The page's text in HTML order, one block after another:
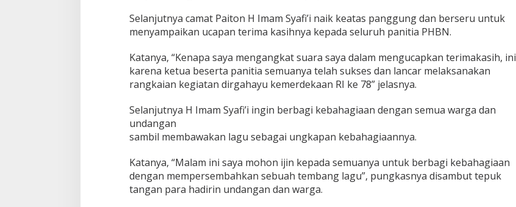
Selanjutnya camat Paiton H Imam Syafi’i naik keatas panggung dan berseru untuk
menyampaikan ucapan terima kasihnya kepada seluruh panitia PHBN.
Katanya, “Kenapa saya mengangkat suara saya dalam mengucapkan terimakasih, ini
karena ketua beserta panitia semuanya telah sukses dan lancar melaksanakan
rangkaian kegiatan dirgahayu kemerdekaan RI ke 78” jelasnya.
Selanjutnya H Imam Syafi’i ingin berbagi kebahagiaan dengan semua warga dan
undangan
sambil membawakan lagu sebagai ungkapan kebahagiaannya.
Katanya, “Malam ini saya mohon ijin kepada semuanya untuk berbagi kebahagiaan
dengan mempersembahkan sebuah tembang lagu”, pungkasnya disambut tepuk
tangan para hadirin undangan dan warga.